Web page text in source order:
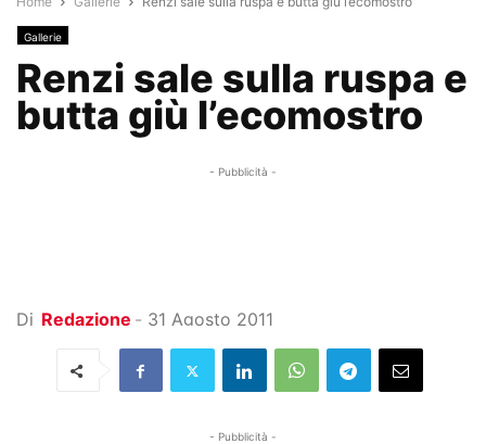
Gallerie
Renzi sale sulla ruspa e
butta giù l’ecomostro
- Pubblicità -
Di Redazione - 31 Agosto 2011
- Pubblicità -